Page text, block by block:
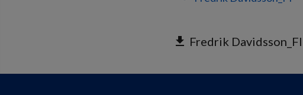
get_app Fredrik Davidsson_FI